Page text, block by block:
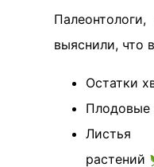
выяснили, что
Остатки
Плодовые
Листья
растений